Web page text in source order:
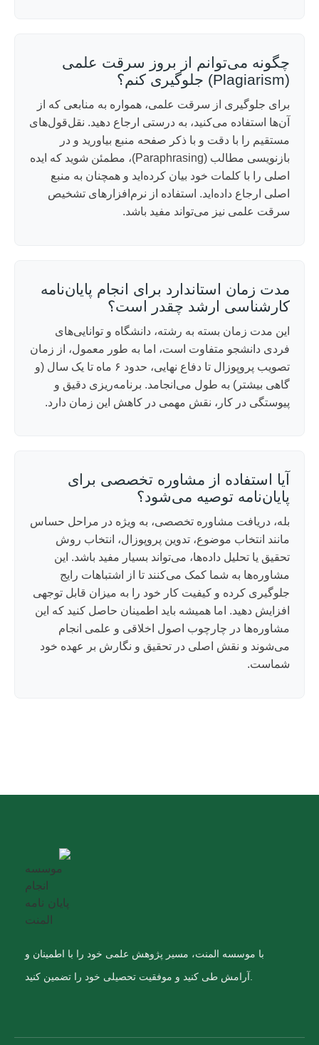
چگونه می‌توانم از بروز سرقت علمی
(Plagiarism) جلوگیری کنم؟
برای جلوگیری از سرقت علمی، همواره به منابعی که از
آن‌ها استفاده می‌کنید، به درستی ارجاع دهید. نقل‌قول‌های
مستقیم را با دقت و با ذکر صفحه منبع بیاورید و در
بازنویسی مطالب (Paraphrasing)، مطمئن شوید که ایده
اصلی را با کلمات خود بیان کرده‌اید و همچنان به منبع
اصلی ارجاع داده‌اید. استفاده از نرم‌افزارهای تشخیص
سرقت علمی نیز می‌تواند مفید باشد.
مدت زمان استاندارد برای انجام پایان‌نامه
کارشناسی ارشد چقدر است؟
این مدت زمان بسته به رشته، دانشگاه و توانایی‌های
فردی دانشجو متفاوت است، اما به طور معمول، از زمان
تصویب پروپوزال تا دفاع نهایی، حدود ۶ ماه تا یک سال (و
گاهی بیشتر) به طول می‌انجامد. برنامه‌ریزی دقیق و
پیوستگی در کار، نقش مهمی در کاهش این زمان دارد.
آیا استفاده از مشاوره تخصصی برای
پایان‌نامه توصیه می‌شود؟
بله، دریافت مشاوره تخصصی، به ویژه در مراحل حساس
مانند انتخاب موضوع، تدوین پروپوزال، انتخاب روش
تحقیق یا تحلیل داده‌ها، می‌تواند بسیار مفید باشد. این
مشاوره‌ها به شما کمک می‌کنند تا از اشتباهات رایج
جلوگیری کرده و کیفیت کار خود را به میزان قابل توجهی
افزایش دهید. اما همیشه باید اطمینان حاصل کنید که این
مشاوره‌ها در چارچوب اصول اخلاقی و علمی انجام
می‌شوند و نقش اصلی در تحقیق و نگارش بر عهده خود
شماست.
با موسسه المنت، مسیر پژوهش علمی خود را با اطمینان و